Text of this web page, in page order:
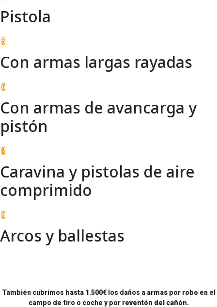
Pistola
5
Con armas largas rayadas
6
Con armas de avancarga y
pistón
7
Caravina y pistolas de aire
comprimido
8
Arcos y ballestas
También cubrimos hasta 1.500€los daños a armas por robo en el
campo de tiro o coche y por reventón del cañón.